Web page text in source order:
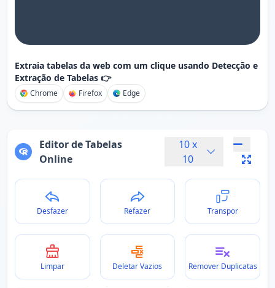
Extraia tabelas da web com um clique usando Detecção e
Extração de Tabelas 👉
Chrome Firefox Edge
Editor de Tabelas
Online
10x
10
Desfazer Refazer Transpor
Limpar Deletar Vazios Remover Duplicatas